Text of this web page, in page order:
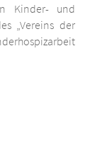
Kinder- und
„Vereins der